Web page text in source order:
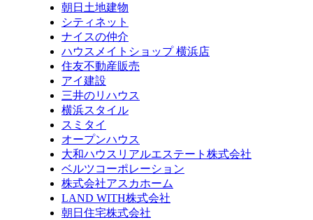
朝日土地建物
シティネット
ナイスの仲介
ハウスメイトショップ 横浜店
住友不動産販売
アイ建設
三井のリハウス
横浜スタイル
スミタイ
オープンハウス
大和ハウスリアルエステート株式会社
ベルツコーポレーション
株式会社アスカホーム
LAND WITH株式会社
朝日住宅株式会社